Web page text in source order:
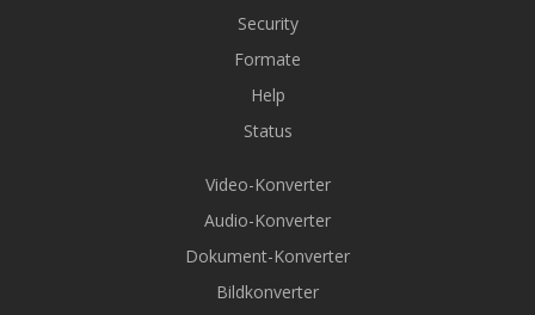
Security
Formate
Help
Status
Video-Konverter
Audio-Konverter
Dokument-Konverter
Bildkonverter